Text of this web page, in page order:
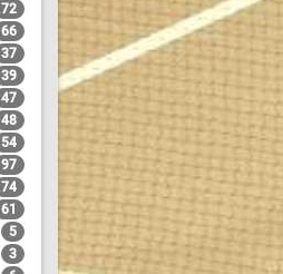
72
66
37
39
47
48
54
97
74
61
5
3